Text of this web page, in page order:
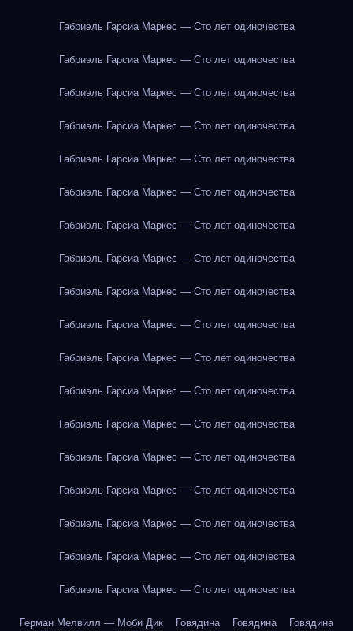
Габриэль Гарсиа Маркес — Сто лет одиночества
Габриэль Гарсиа Маркес — Сто лет одиночества
Габриэль Гарсиа Маркес — Сто лет одиночества
Габриэль Гарсиа Маркес — Сто лет одиночества
Габриэль Гарсиа Маркес — Сто лет одиночества
Габриэль Гарсиа Маркес — Сто лет одиночества
Габриэль Гарсиа Маркес — Сто лет одиночества
Габриэль Гарсиа Маркес — Сто лет одиночества
Габриэль Гарсиа Маркес — Сто лет одиночества
Габриэль Гарсиа Маркес — Сто лет одиночества
Габриэль Гарсиа Маркес — Сто лет одиночества
Габриэль Гарсиа Маркес — Сто лет одиночества
Габриэль Гарсиа Маркес — Сто лет одиночества
Габриэль Гарсиа Маркес — Сто лет одиночества
Габриэль Гарсиа Маркес — Сто лет одиночества
Габриэль Гарсиа Маркес — Сто лет одиночества
Габриэль Гарсиа Маркес — Сто лет одиночества
Габриэль Гарсиа Маркес — Сто лет одиночества
Герман Мелвилл — Моби Дик Говядина Говядина Говядина